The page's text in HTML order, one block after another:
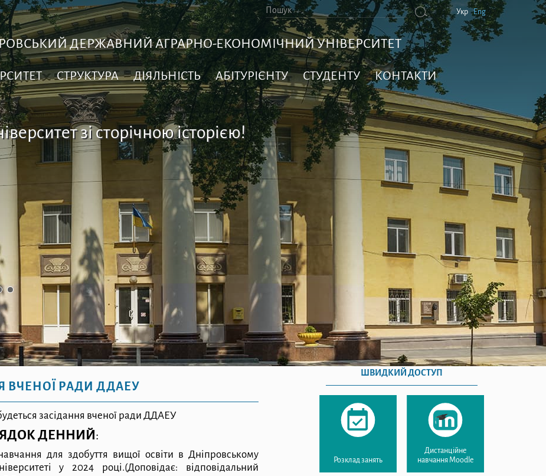
Укр Eng
ДЕРЖАВНИЙ АГРАРНО-ЕКОНОМІЧНИЙ УНІВЕРСИТЕТ
СТРУКТУРА ДІЯЛЬНІСТЬ АБІТУРІЄНТУ СТУДЕНТУ КОНТАКТИ
зі сторічною історією!
ВЧЕНОЇ РАДИ ДДАЕУ
засідання вченої ради ДДАЕУ
ДЕННИЙ :
для здобуття вищої освіти в Дніпровському
у 2024 році.(Доповідає: відповідальний
ШВИДКИЙ ДОСТУП
Розклад занять
Дистанційне
навчання Moodle